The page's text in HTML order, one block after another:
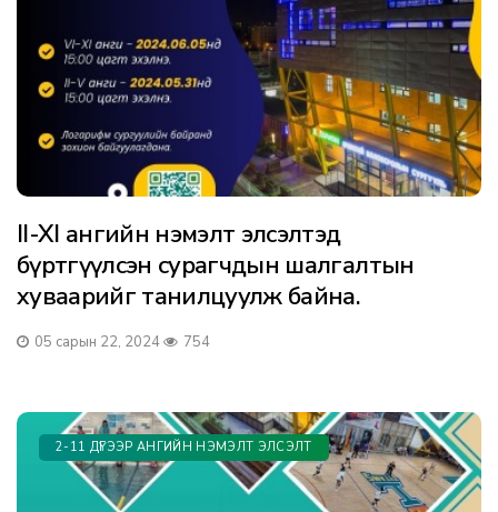
II-XI ангийн нэмэлт элсэлтэд
бүртгүүлсэн сурагчдын шалгалтын
хуваарийг танилцуулж байна.
05 сарын 22, 2024 754
2-11 ДҮГЭЭР АНГИЙН НЭМЭЛТ ЭЛСЭЛТ